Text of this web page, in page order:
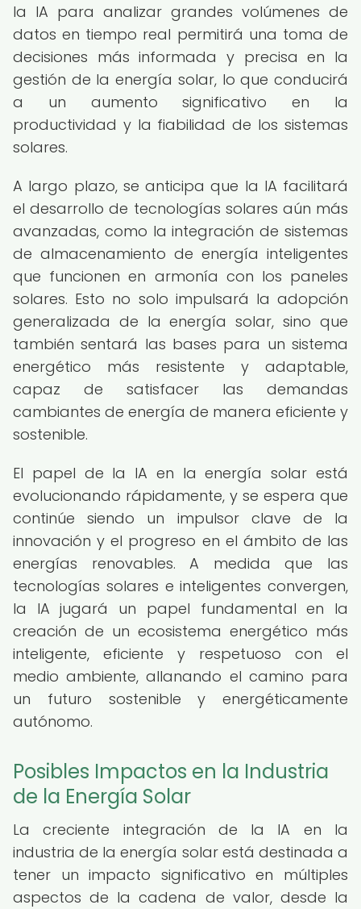
la IA para analizar grandes volúmenes de
datos en tiempo real permitirá una toma de
decisiones más informada y precisa en la
gestión de la energía solar, lo que conducirá
a un aumento significativo en la
productividad y la fiabilidad de los sistemas
solares.
A largo plazo, se anticipa que la IA facilitará
el desarrollo de tecnologías solares aún más
avanzadas, como la integración de sistemas
de almacenamiento de energía inteligentes
que funcionen en armonía con los paneles
solares. Esto no solo impulsará la adopción
generalizada de la energía solar, sino que
también sentará las bases para un sistema
energético más resistente y adaptable,
capaz de satisfacer las demandas
cambiantes de energía de manera eficiente y
sostenible.
El papel de la IA en la energía solar está
evolucionando rápidamente, y se espera que
continúe siendo un impulsor clave de la
innovación y el progreso en el ámbito de las
energías renovables. A medida que las
tecnologías solares e inteligentes convergen,
la IA jugará un papel fundamental en la
creación de un ecosistema energético más
inteligente, eficiente y respetuoso con el
medio ambiente, allanando el camino para
un futuro sostenible y energéticamente
autónomo.
Posibles Impactos en la Industria
de la Energía Solar
La creciente integración de la IA en la
industria de la energía solar está destinada a
tener un impacto significativo en múltiples
aspectos de la cadena de valor, desde la